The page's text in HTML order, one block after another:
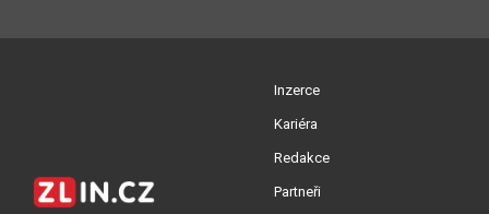
Inzerce
Kariéra
Redakce
Partneři